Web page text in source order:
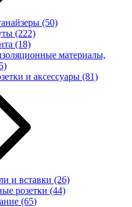
(50)
(222)
(18)
материалы,
и аксессуары (81)
и вставки (26)
розетки (44)
(65)